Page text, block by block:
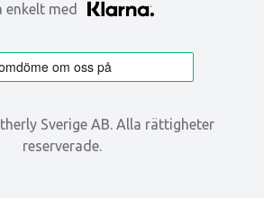
enkelt med
Sverige AB. Alla rättigheter
reserverade.